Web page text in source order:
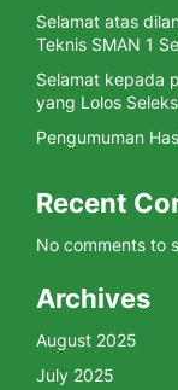
Selamat atas
Teknis SMAN 1
Selamat kepada
yang Lolos
Pengumuman
Recent
No comments to
Archives
August 2025
July 2025